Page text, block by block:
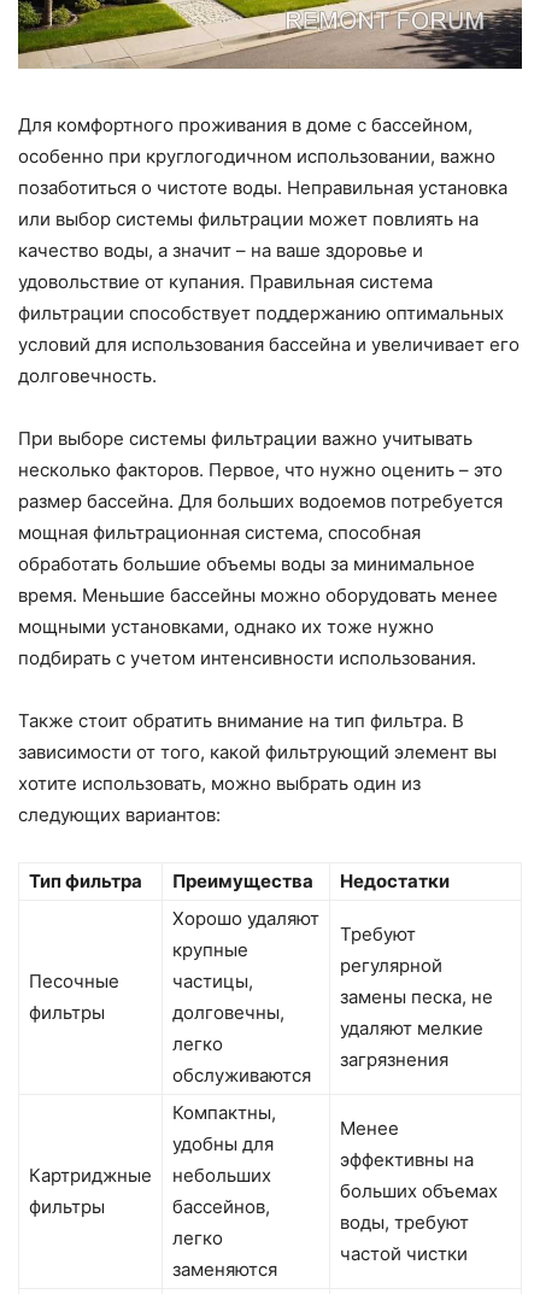
Для комфортного проживания в доме с бассейном,
особенно при круглогодичном использовании, важно
позаботиться о чистоте воды. Неправильная установка
или выбор системы фильтрации может повлиять на
качество воды, а значит – на ваше здоровье и
удовольствие от купания. Правильная система
фильтрации способствует поддержанию оптимальных
условий для использования бассейна и увеличивает его
долговечность.
При выборе системы фильтрации важно учитывать
несколько факторов. Первое, что нужно оценить – это
размер бассейна. Для больших водоемов потребуется
мощная фильтрационная система, способная
обработать большие объемы воды за минимальное
время. Меньшие бассейны можно оборудовать менее
мощными установками, однако их тоже нужно
подбирать с учетом интенсивности использования.
Также стоит обратить внимание на тип фильтра. В
зависимости от того, какой фильтрующий элемент вы
хотите использовать, можно выбрать один из
следующих вариантов:
Тип фильтра Преимущества Недостатки
Песочные
фильтры
Хорошо удаляют
крупные
частицы,
долговечны,
легко
обслуживаются
Требуют
регулярной
замены песка, не
удаляют мелкие
загрязнения
Картриджные
фильтры
Компактны,
удобны для
небольших
бассейнов,
легко
заменяются
Менее
эффективны на
больших объемах
воды, требуют
частой чистки